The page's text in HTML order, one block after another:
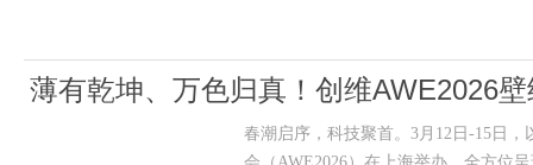
薄有乾坤、万色归真！创维AWE2026
春潮启序，科技聚首。3月12日-15日